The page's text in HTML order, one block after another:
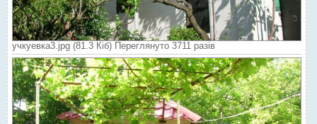
учкуевка3.jpg (81.3 Кіб) Переглянуто 3711 разів